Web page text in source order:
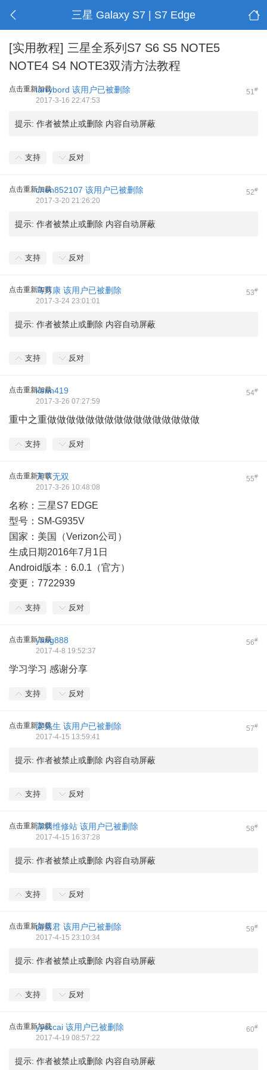
三星 Galaxy S7 | S7 Edge
[实用教程] 三星全系列S7 S6 S5 NOTE5
NOTE4 S4 NOTE3双清方法教程
点击重新加载 51#
larrybord 该用户已被删除
2017-3-16 22:47:53
提示: 作者被禁止或删除 内容自动屏蔽
支持 反对
点击重新加载 52#
chen852107 该用户已被删除
2017-3-20 21:26:20
提示: 作者被禁止或删除 内容自动屏蔽
支持 反对
点击重新加载 53#
马万康 该用户已被删除
2017-3-24 23:01:01
提示: 作者被禁止或删除 内容自动屏蔽
支持 反对
点击重新加载 54#
kenn419
2017-3-26 07:27:59
重中之重做做做做做做做做做做做做做做做做
支持 反对
点击重新加载 55#
天下无双
2017-3-26 10:48:08
名称：三星S7 EDGE
型号：SM-G935V
国家：美国（Verizon公司）
生成日期2016年7月1日
Android版本：6.0.1（官方）
变更：7722939
支持 反对
点击重新加载 56#
yang888
2017-4-8 19:52:37
学习学习 感谢分享
支持 反对
点击重新加载 57#
梁先生 该用户已被删除
2017-4-15 13:59:41
提示: 作者被禁止或删除 内容自动屏蔽
支持 反对
点击重新加载 58#
深圳维修站 该用户已被删除
2017-4-15 16:37:28
提示: 作者被禁止或删除 内容自动屏蔽
支持 反对
点击重新加载 59#
卤蛋君 该用户已被删除
2017-4-15 23:10:34
提示: 作者被禁止或删除 内容自动屏蔽
支持 反对
点击重新加载 60#
yycccai 该用户已被删除
2017-4-19 08:57:22
提示: 作者被禁止或删除 内容自动屏蔽